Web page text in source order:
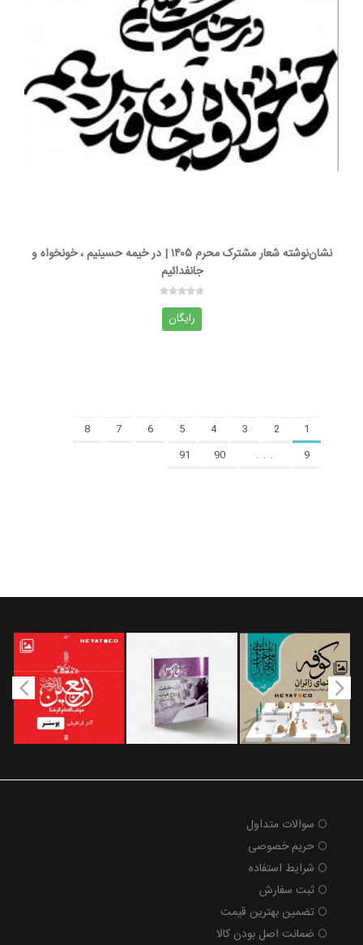
نشان‌نوشته شعار مشترک محرم ۱۴۰۵ | در خیمه حسینیم ، خونخواه و
جانفدائیم
رایگان
1
2
3
4
5
6
7
8
9
. . .
90
91
سوالات متداول
حریم خصوصی
شرایط استفاده
ثبت سفارش
تضمین بهترین قیمت
ضمانت اصل بودن کالا